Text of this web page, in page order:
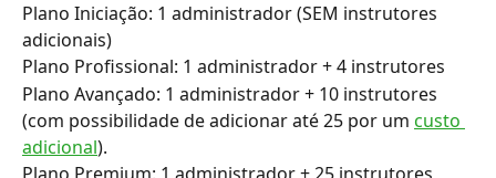
Plano Iniciação: 1 administrador (SEM instrutores
adicionais)
Plano Profissional: 1 administrador + 4 instrutores
Plano Avançado: 1 administrador + 10 instrutores
(com possibilidade de adicionar até 25 por um custo
adicional).